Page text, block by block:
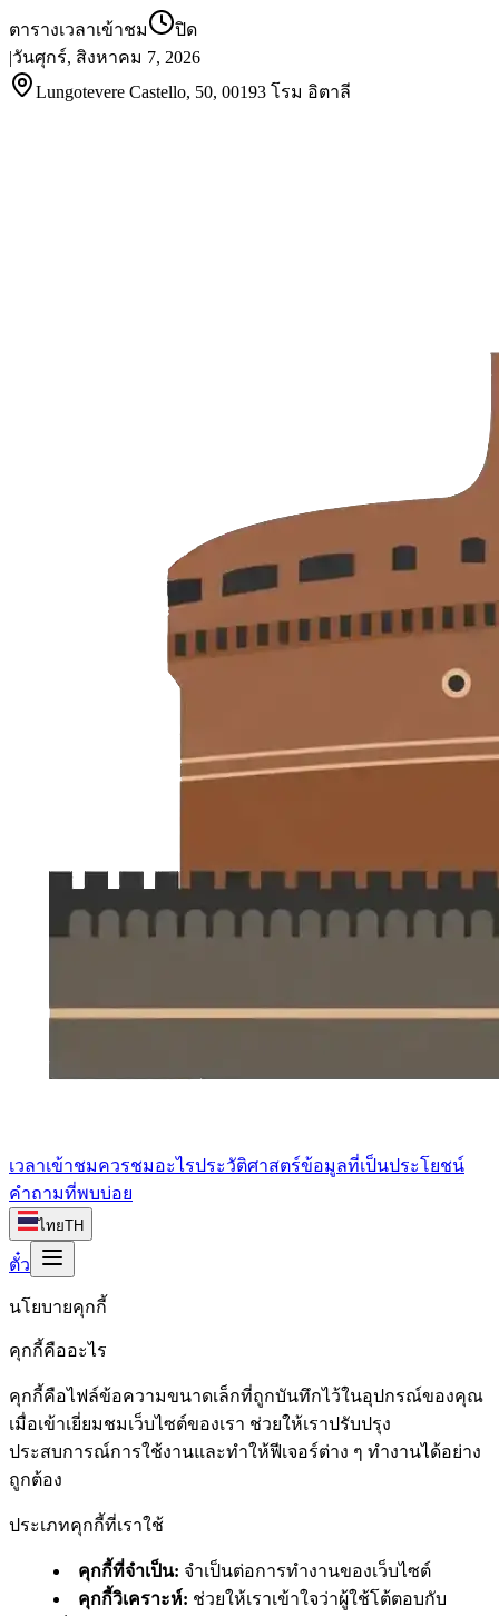
ตารางเวลาเข้าชม
ปิด
|วันศุกร์, สิงหาคม 7, 2026
Lungotevere Castello, 50, 00193 โรม อิตาลี
เวลาเข้าชมควรชมอะไรประวัติศาสตร์ข้อมูลที่เป็นประโยชน์
คำถามที่พบบ่อย
ไทยTH
ตั๋ว
นโยบายคุกกี้
คุกกี้คืออะไร
คุกกี้คือไฟล์ข้อความขนาดเล็กที่ถูกบันทึกไว้ในอุปกรณ์ของคุณ
เมื่อเข้าเยี่ยมชมเว็บไซต์ของเรา ช่วยให้เราปรับปรุง
ประสบการณ์การใช้งานและทำให้ฟีเจอร์ต่าง ๆ ทำงานได้อย่าง
ถูกต้อง
ประเภทคุกกี้ที่เราใช้
คุกกี้ที่จำเป็น: จำเป็นต่อการทำงานของเว็บไซต์
คุกกี้วิเคราะห์: ช่วยให้เราเข้าใจว่าผู้ใช้โต้ตอบกับ